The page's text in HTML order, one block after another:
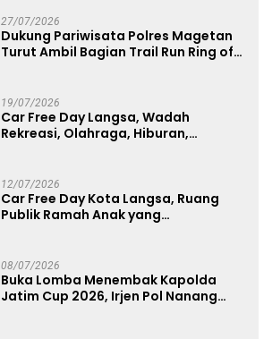
27/07/2026
Dukung Pariwisata Polres Magetan
Turut Ambil Bagian Trail Run Ring of
19/07/2026
Car Free Day Langsa, Wadah
Rekreasi, Olahraga, Hiburan,
12/07/2026
Car Free Day Kota Langsa, Ruang
Publik Ramah Anak yang
08/07/2026
Buka Lomba Menembak Kapolda
Jatim Cup 2026, Irjen Pol Nanang